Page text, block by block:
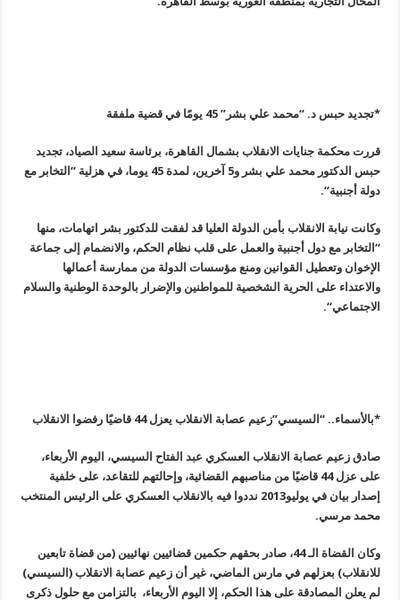
*تجديد حبس د. “محمد علي بشر” 45 يومًا في قضية ملفقة
قررت محكمة جنايات الانقلاب بشمال القاهرة، برئاسة سعيد الصياد، تجديد
حبس الدكتور محمد علي بشر و5 آخرين، لمدة 45 يوما، في هزلية “التخابر مع
دولة أجنبية“.
وكانت نيابة الانقلاب بأمن الدولة العليا قد لفقت للدكتور بشر اتهامات، منها
“التخابر مع دول أجنبية والعمل على قلب نظام الحكم، والانضمام إلى جماعة
الإخوان وتعطيل القوانين ومنع مؤسسات الدولة من ممارسة أعمالها
والاعتداء على الحرية الشخصية للمواطنين والإضرار بالوحدة الوطنية والسلام
الاجتماعي“.
*بالأسماء.. “السيسي”زعيم عصابة الانقلاب يعزل 44 قاضيًا رفضوا الانقلاب
صادق زعيم عصابة الانقلاب العسكري عبد الفتاح السيسي، اليوم الأربعاء،
على عزل 44 قاضيًا من مناصبهم القضائية، وإحالتهم للتقاعد، على خلفية
إصدار بيان في يوليو2013 نددوا فيه بالانقلاب العسكري على الرئيس المنتخب
محمد مرسي.
وكان القضاة الـ 44، صادر بحقهم حكمين قضائيين نهائيين (من قضاة تابعين
للانقلاب) بعزلهم في مارس الماضي، غير أن زعيم عصابة الانقلاب (السيسي)
لم يعلن المصادقة على هذا الحكم، إلا اليوم الأربعاء، بالتزامن مع حلول ذكرى